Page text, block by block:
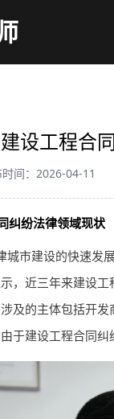
设工程合
时间：2026-04-11
纠纷法律领域现状
城市建设的快速发
，近三年来建设
及的主体包括开
于建设工程合同